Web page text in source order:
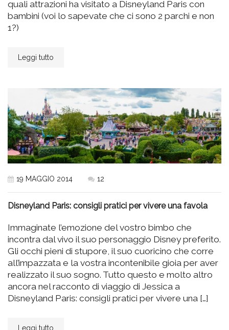
quali attrazioni ha visitato a Disneyland Paris con
bambini (voi lo sapevate che ci sono 2 parchi e non
1?)
Leggi tutto
19 MAGGIO 2014 12
Disneyland Paris: consigli pratici per vivere una favola
Immaginate l’emozione del vostro bimbo che
incontra dal vivo il suo personaggio Disney preferito.
Gli occhi pieni di stupore, il suo cuoricino che corre
all’impazzata e la vostra incontenibile gioia per aver
realizzato il suo sogno. Tutto questo e molto altro
ancora nel racconto di viaggio di Jessica a
Disneyland Paris: consigli pratici per vivere una […]
Leggi tutto